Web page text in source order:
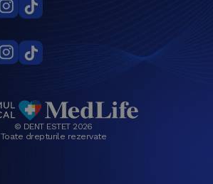
© DENT ESTET 2026
Toate drepturile rezervate